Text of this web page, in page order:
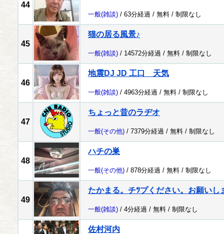
44
一般(雑談) / 63分経過 / 無料 / 制限なし
45
猫の居る風景♪
一般(雑談) / 14572分経過 / 無料 / 制限なし
46
地震DJ JD 工口 天気
一般(雑談) / 4963分経過 / 無料 / 制限なし
47
ちょっと昔のラヂオ
一般(その他) / 7379分経過 / 無料 / 制限なし
48
ハチの巣
一般(その他) / 878分経過 / 無料 / 制限なし
49
たかまる。チﾂプください。お願いし
一般(雑談) / 4分経過 / 無料 / 制限なし
佐村河内